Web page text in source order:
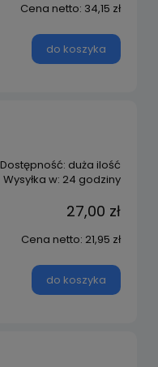
Cena netto: 34,15 zł
do koszyka
Dostępność: duża ilość
Wysyłka w: 24 godziny
27,00 zł
Cena netto: 21,95 zł
do koszyka